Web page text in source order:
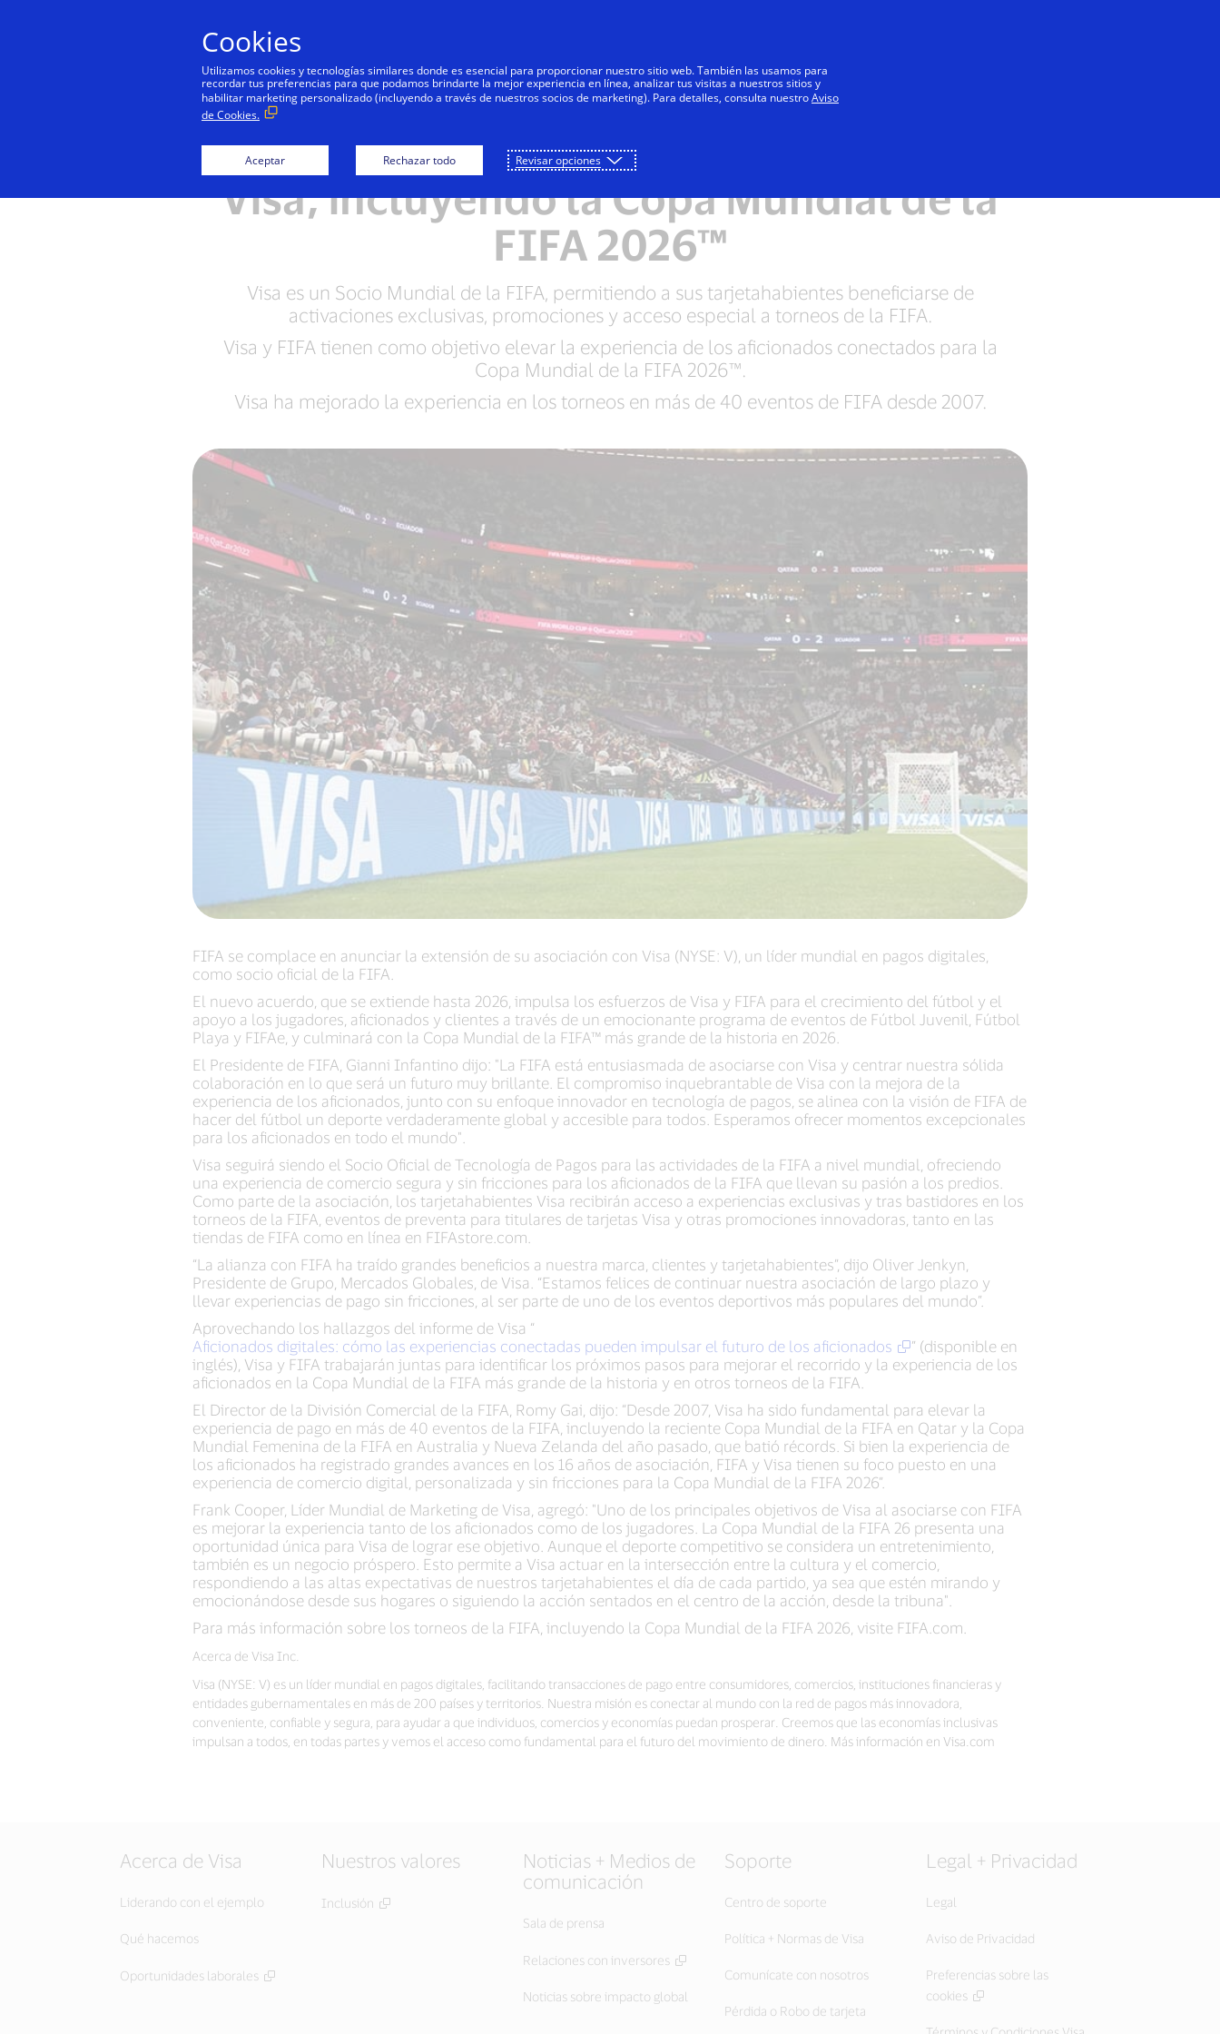
Personas Negocios Innovadores Todos
FIFA extiende sociedad mundial con
Visa, incluyendo la Copa Mundial de la
FIFA 2026™
Visa es un Socio Mundial de la FIFA, permitiendo a sus tarjetahabientes beneficiarse de
activaciones exclusivas, promociones y acceso especial a torneos de la FIFA.
Visa y FIFA tienen como objetivo elevar la experiencia de los aficionados conectados para la
Copa Mundial de la FIFA 2026™.
Visa ha mejorado la experiencia en los torneos en más de 40 eventos de FIFA desde 2007.
FIFA se complace en anunciar la extensión de su asociación con Visa (NYSE: V), un líder mundial en pagos digitales,
como socio oficial de la FIFA.
El nuevo acuerdo, que se extiende hasta 2026, impulsa los esfuerzos de Visa y FIFA para el crecimiento del fútbol y el
apoyo a los jugadores, aficionados y clientes a través de un emocionante programa de eventos de Fútbol Juvenil, Fútbol
Playa y FIFAe, y culminará con la Copa Mundial de la FIFA™ más grande de la historia en 2026.
El Presidente de FIFA, Gianni Infantino dijo: "La FIFA está entusiasmada de asociarse con Visa y centrar nuestra sólida
colaboración en lo que será un futuro muy brillante. El compromiso inquebrantable de Visa con la mejora de la
experiencia de los aficionados, junto con su enfoque innovador en tecnología de pagos, se alinea con la visión de FIFA de
hacer del fútbol un deporte verdaderamente global y accesible para todos. Esperamos ofrecer momentos excepcionales
para los aficionados en todo el mundo".
Visa seguirá siendo el Socio Oficial de Tecnología de Pagos para las actividades de la FIFA a nivel mundial, ofreciendo
una experiencia de comercio segura y sin fricciones para los aficionados de la FIFA que llevan su pasión a los predios.
Como parte de la asociación, los tarjetahabientes Visa recibirán acceso a experiencias exclusivas y tras bastidores en los
torneos de la FIFA, eventos de preventa para titulares de tarjetas Visa y otras promociones innovadoras, tanto en las
tiendas de FIFA como en línea en FIFAstore.com.
“La alianza con FIFA ha traído grandes beneficios a nuestra marca, clientes y tarjetahabientes”, dijo Oliver Jenkyn,
Presidente de Grupo, Mercados Globales, de Visa. “Estamos felices de continuar nuestra asociación de largo plazo y
llevar experiencias de pago sin fricciones, al ser parte de uno de los eventos deportivos más populares del mundo”.
Aprovechando los hallazgos del informe de Visa “
Aficionados digitales: cómo las experiencias conectadas pueden impulsar el futuro de los aficionados
” (disponible en
inglés), Visa y FIFA trabajarán juntas para identificar los próximos pasos para mejorar el recorrido y la experiencia de los
aficionados en la Copa Mundial de la FIFA más grande de la historia y en otros torneos de la FIFA.
El Director de la División Comercial de la FIFA, Romy Gai, dijo: “Desde 2007, Visa ha sido fundamental para elevar la
experiencia de pago en más de 40 eventos de la FIFA, incluyendo la reciente Copa Mundial de la FIFA en Qatar y la Copa
Mundial Femenina de la FIFA en Australia y Nueva Zelanda del año pasado, que batió récords. Si bien la experiencia de
los aficionados ha registrado grandes avances en los 16 años de asociación, FIFA y Visa tienen su foco puesto en una
experiencia de comercio digital, personalizada y sin fricciones para la Copa Mundial de la FIFA 2026”.
Frank Cooper, Líder Mundial de Marketing de Visa, agregó: "Uno de los principales objetivos de Visa al asociarse con FIFA
es mejorar la experiencia tanto de los aficionados como de los jugadores. La Copa Mundial de la FIFA 26 presenta una
oportunidad única para Visa de lograr ese objetivo. Aunque el deporte competitivo se considera un entretenimiento,
también es un negocio próspero. Esto permite a Visa actuar en la intersección entre la cultura y el comercio,
respondiendo a las altas expectativas de nuestros tarjetahabientes el día de cada partido, ya sea que estén mirando y
emocionándose desde sus hogares o siguiendo la acción sentados en el centro de la acción, desde la tribuna".
Para más información sobre los torneos de la FIFA, incluyendo la Copa Mundial de la FIFA 2026, visite FIFA.com.
Acerca de Visa Inc.
Visa (NYSE: V) es un líder mundial en pagos digitales, facilitando transacciones de pago entre consumidores, comercios, instituciones financieras y
entidades gubernamentales en más de 200 países y territorios. Nuestra misión es conectar al mundo con la red de pagos más innovadora,
conveniente, confiable y segura, para ayudar a que individuos, comercios y economías puedan prosperar. Creemos que las economías inclusivas
impulsan a todos, en todas partes y vemos el acceso como fundamental para el futuro del movimiento de dinero. Más información en Visa.com
Acerca de Visa
Liderando con el ejemplo
Qué hacemos
Oportunidades laborales
Nuestros valores
Inclusión
Noticias + Medios de
comunicación
Sala de prensa
Relaciones con inversores
Noticias sobre impacto global
Soporte
Centro de soporte
Política + Normas de Visa
Comunícate con nosotros
Pérdida o Robo de tarjeta
Legal + Privacidad
Legal
Aviso de Privacidad
Preferencias sobre las
cookies
Cookies
Utilizamos cookies y tecnologías similares donde es esencial para proporcionar nuestro sitio web. También las usamos para
recordar tus preferencias para que podamos brindarte la mejor experiencia en línea, analizar tus visitas a nuestros sitios y
habilitar marketing personalizado (incluyendo a través de nuestros socios de marketing). Para detalles, consulta nuestroAviso
de Cookies.
Aceptar Rechazar todo Revisar opciones